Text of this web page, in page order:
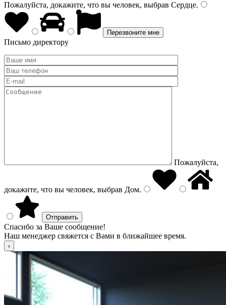
Пожалуйста, докажите, что вы человек, выбрав Сердце.
Письмо директору
Пожалуйста,
докажите, что вы человек, выбрав Дом.
Спасибо за Ваше сообщение!
Наш менеджер свяжется с Вами в ближайшее время.